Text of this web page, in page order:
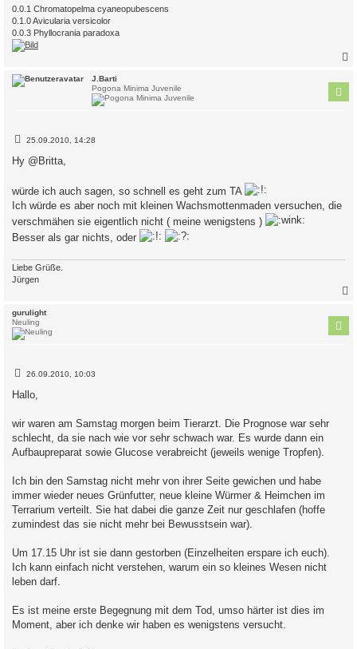
0.0.1 Chromatopelma cyaneopubescens
0.1.0 Avicularia versicolor
0.0.3 Phyllocrania paradoxa
J.Barti
Pogona Minima Juvenile
B
g
25.09.2010, 14:28
Hy @Britta,
würde ich auch sagen, so schnell es geht zum TA
Ich würde es aber noch mit kleinen Wachsmottenmaden versuchen, die
verschmähen sie eigentlich nicht ( meine wenigstens )
Besser als gar nichts, oder
Liebe Grüße.
Jürgen
gurulight
Neuling
B
i
t
a
26.09.2010, 10:03
Hallo,
wir waren am Samstag morgen beim Tierarzt. Die Prognose war sehr
schlecht, da sie nach wie vor sehr schwach war. Es wurde dann ein
Aufbaupreparat sowie Glucose verabreicht (jeweils wenige Tropfen).
Ich bin den Samstag nicht mehr von ihrer Seite gewichen und habe
immer wieder neues Grünfutter, neue kleine Würmer & Heimchen im
Terrarium verteilt. Sie hat dabei die ganze Zeit nur geschlafen (hoffe
zumindest das sie nicht mehr bei Bewusstsein war).
Um 17.15 Uhr ist sie dann gestorben (Einzelheiten erspare ich euch).
Ich kann einfach nicht verstehen, warum ein so kleines Wesen nicht
leben darf.
Es ist meine erste Begegnung mit dem Tod, umso härter ist dies im
Moment, aber ich denke wir haben es wenigstens versucht.